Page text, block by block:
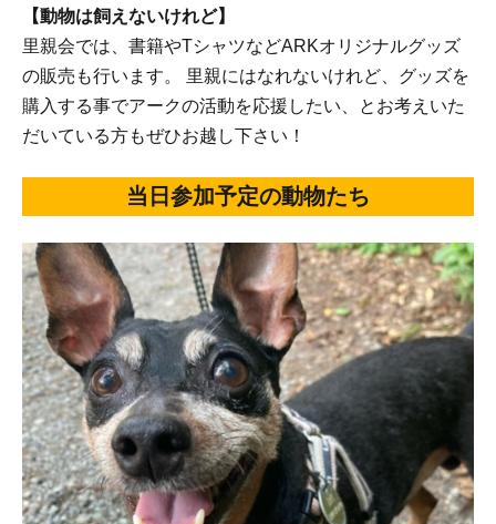
【動物は飼えないけれど】
里親会では、書籍やTシャツなどARKオリジナルグッズ
の販売も行います。 里親にはなれないけれど、グッズを
購入する事でアークの活動を応援したい、とお考えいた
だいている方もぜひお越し下さい！
当日参加予定の動物たち